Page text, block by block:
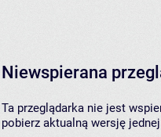
Niewspierana
Ta przeglądarka nie jest
pobierz aktualną wersję